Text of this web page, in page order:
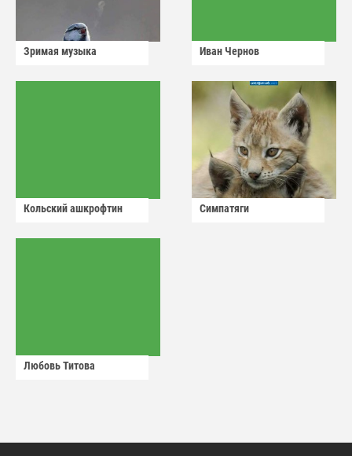
Зримая музыка Иван Чернов
Кольский ашкрофтин Симпатяги
Любовь Титова